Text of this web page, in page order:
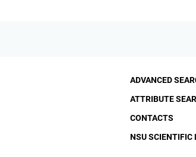
ADVANCED
ATTRIBUTE
CONTACTS
NSU SCIENTIFIC